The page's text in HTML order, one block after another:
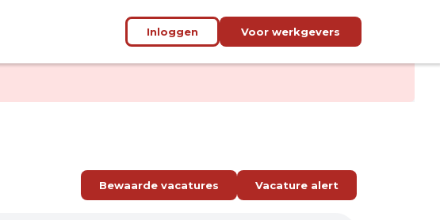
Inloggen Voor werkgevers
Bewaarde vacatures Vacature alert